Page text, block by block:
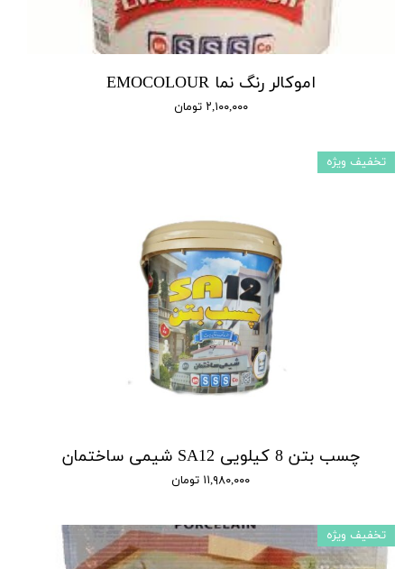
اموکالر رنگ نما EMOCOLOUR
۲,۱۰۰,۰۰۰ تومان
چسب بتن 8 کیلویی SA12 شیمی ساختمان
۱۱,۹۸۰,۰۰۰ تومان
تخفیف ویژه
تخفیف ویژه